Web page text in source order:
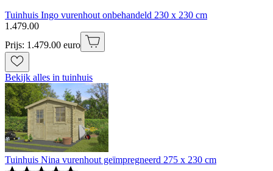
Tuinhuis Ingo vurenhout onbehandeld 230 x 230 cm
1 .479.00
Prijs: 1.479.00 euro
Bekijk alles in tuinhuis
Tuinhuis Nina vurenhout geïmpregneerd 275 x 230 cm